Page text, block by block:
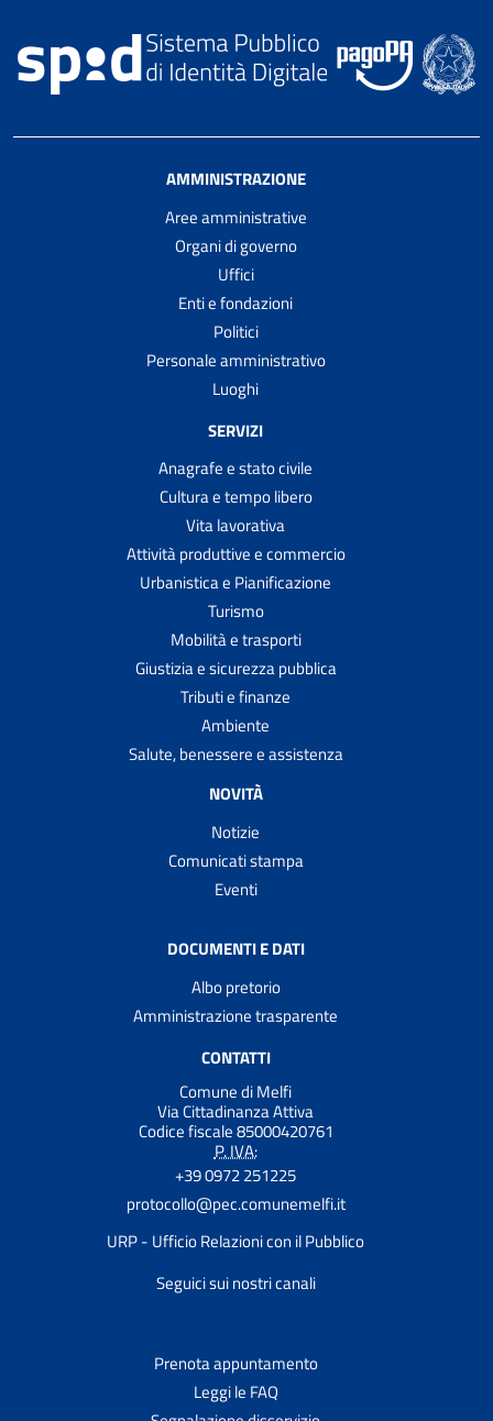
AMMINISTRAZIONE
Aree amministrative
Organi di governo
Uffici
Enti e fondazioni
Politici
Personale amministrativo
Luoghi
SERVIZI
Anagrafe e stato civile
Cultura e tempo libero
Vita lavorativa
Attività produttive e commercio
Urbanistica e Pianificazione
Turismo
Mobilità e trasporti
Giustizia e sicurezza pubblica
Tributi e finanze
Ambiente
Salute, benessere e assistenza
NOVITÀ
Notizie
Comunicati stampa
Eventi
DOCUMENTI E DATI
Albo pretorio
Amministrazione trasparente
CONTATTI
Comune di Melfi
Via Cittadinanza Attiva
Codice fiscale 85000420761
P. IVA:
+39 0972 251225
protocollo@pec.comunemelfi.it
URP - Ufficio Relazioni con il Pubblico
Seguici sui nostri canali
Prenota appuntamento
Leggi le FAQ